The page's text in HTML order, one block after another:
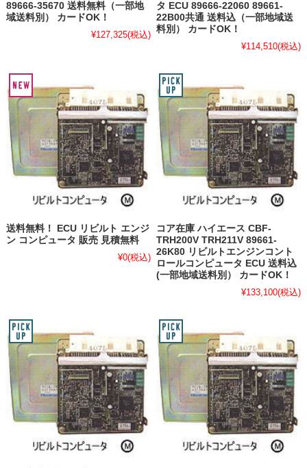
89666-35670 送料無料（一部地
域送料別） カードOK！
¥127,325(税込)
タ ECU 89666-22060 89661-
22B00共通 送料込（一部地域送
料別） カードOK！
¥114,510(税込)
送料無料！ ECU リビルト エンジ
ン コンピュータ 販売 見積無料
¥0(税込)
コア在庫 ハイエース CBF-
TRH200V TRH211V 89661-
26K80 リビルトエンジンコント
ロールコンピュータ ECU 送料込
(一部地域送料別） カードOK！
¥133,100(税込)